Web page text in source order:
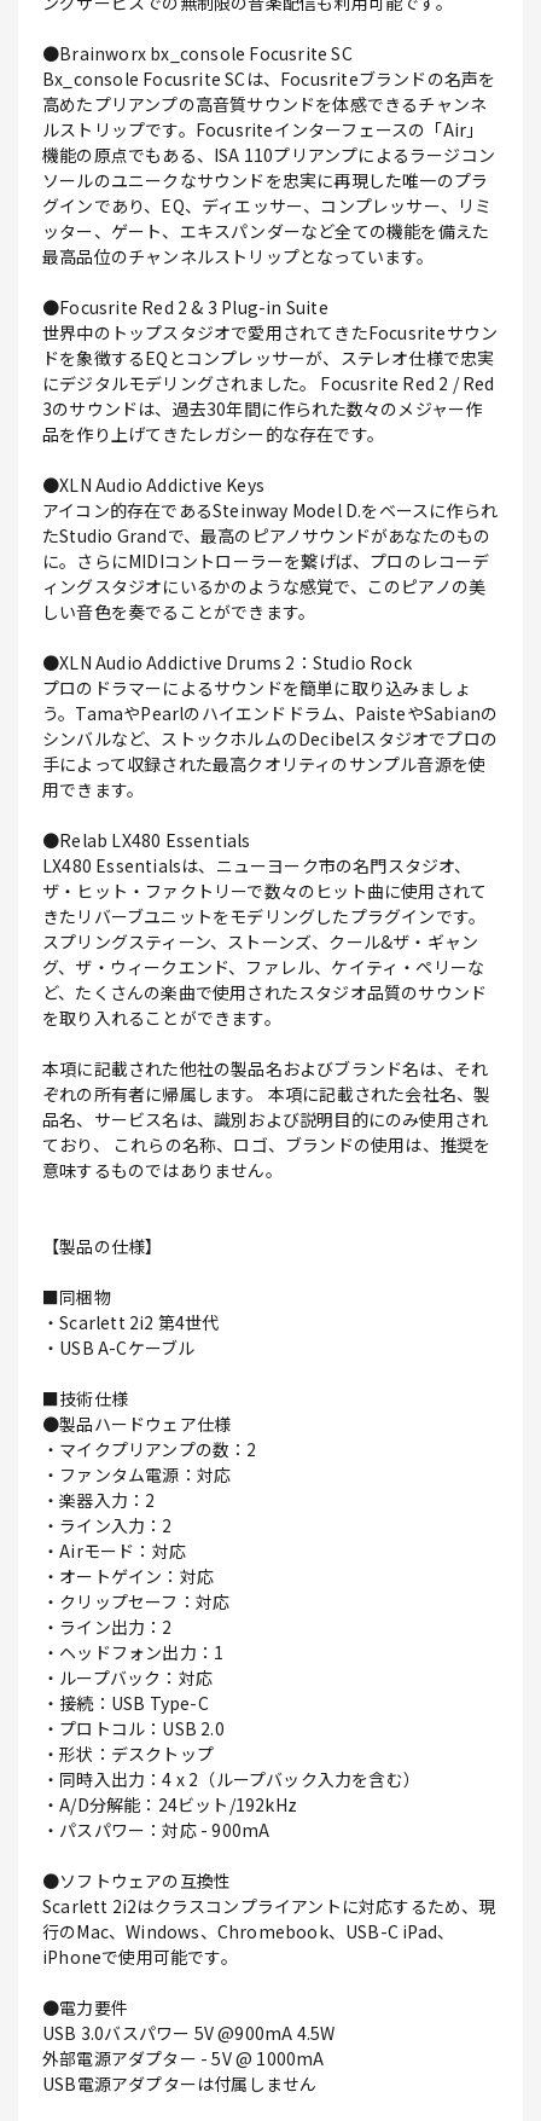
●Brainworx bx_console Focusrite SC
Bx_console Focusrite SCは、Focusriteブランドの名声を
高めたプリアンプの高音質サウンドを体感できるチャンネ
ルストリップです。Focusriteインターフェースの「Air」
機能の原点でもある、ISA 110プリアンプによるラージコン
ソールのユニークなサウンドを忠実に再現した唯一のプラ
グインであり、EQ、ディエッサー、コンプレッサー、リミ
ッター、ゲート、エキスパンダーなど全ての機能を備えた
最高品位のチャンネルストリップとなっています。
●Focusrite Red 2 & 3 Plug-in Suite
世界中のトップスタジオで愛用されてきたFocusriteサウン
ドを象徴するEQとコンプレッサーが、ステレオ仕様で忠実
にデジタルモデリングされました。 Focusrite Red 2 / Red
3のサウンドは、過去30年間に作られた数々のメジャー作
品を作り上げてきたレガシー的な存在です。
●XLN Audio Addictive Keys
アイコン的存在であるSteinway Model D.をベースに作られ
たStudio Grandで、最高のピアノサウンドがあなたのもの
に。さらにMIDIコントローラーを繋げば、プロのレコーデ
ィングスタジオにいるかのような感覚で、このピアノの美
しい音色を奏でることができます。
●XLN Audio Addictive Drums 2：Studio Rock
プロのドラマーによるサウンドを簡単に取り込みましょ
う。TamaやPearlのハイエンドドラム、PaisteやSabianの
シンバルなど、ストックホルムのDecibelスタジオでプロの
手によって収録された最高クオリティのサンプル音源を使
用できます。
●Relab LX480 Essentials
LX480 Essentialsは、ニューヨーク市の名門スタジオ、
ザ・ヒット・ファクトリーで数々のヒット曲に使用されて
きたリバーブユニットをモデリングしたプラグインです。
スプリングスティーン、ストーンズ、クール&ザ・ギャン
グ、ザ・ウィークエンド、ファレル、ケイティ・ペリーな
ど、たくさんの楽曲で使用されたスタジオ品質のサウンド
を取り入れることができます。
本項に記載された他社の製品名およびブランド名は、それ
ぞれの所有者に帰属します。 本項に記載された会社名、製
品名、サービス名は、識別および説明目的にのみ使用され
ており、 これらの名称、ロゴ、ブランドの使用は、推奨を
意味するものではありません。
【製品の仕様】
■同梱物
・Scarlett 2i2 第4世代
・USB A-Cケーブル
■技術仕様
●製品ハードウェア仕様
・マイクプリアンプの数：2
・ファンタム電源：対応
・楽器入力：2
・ライン入力：2
・Airモード：対応
・オートゲイン：対応
・クリップセーフ：対応
・ライン出力：2
・ヘッドフォン出力：1
・ループバック：対応
・接続：USB Type-C
・プロトコル：USB 2.0
・形状：デスクトップ
・同時入出力：4 x 2（ループバック入力を含む）
・A/D分解能：24ビット/192kHz
・パスパワー：対応 - 900mA
●ソフトウェアの互換性
Scarlett 2i2はクラスコンプライアントに対応するため、現
行のMac、Windows、Chromebook、USB-C iPad、
iPhoneで使用可能です。
●電力要件
USB 3.0バスパワー 5V @900mA 4.5W
外部電源アダプター - 5V @ 1000mA
USB電源アダプターは付属しません